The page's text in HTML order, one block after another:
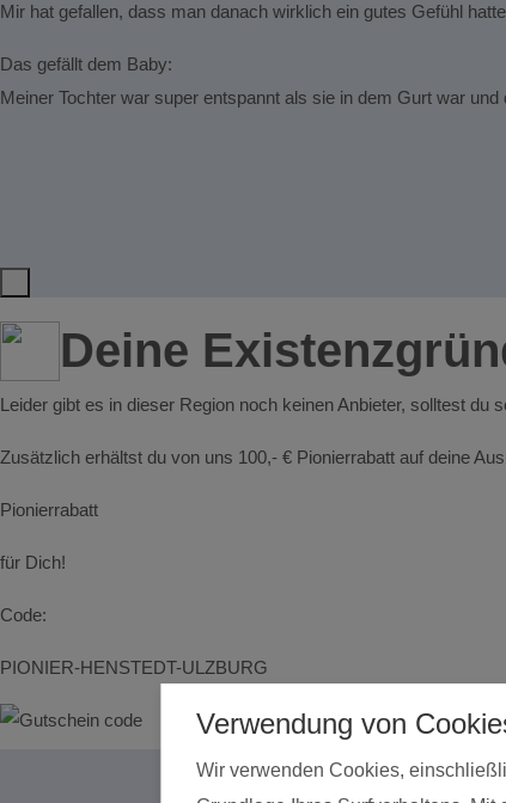
Mir hat gefallen, dass man danach wirklich ein gutes Gefühl
Das gefällt dem Baby:
Meiner Tochter war super entspannt als sie in dem Gurt war
Deine
Leider gibt es in dieser Region noch keinen Anbieter, solltest
Zusätzlich erhältst du von uns 100,- € Pionierrabatt auf deine
Pionierrabatt
für Dich!
Code:
PIONIER-HENSTEDT-ULZBURG
Verwendung von
Wir verwenden Cookies,